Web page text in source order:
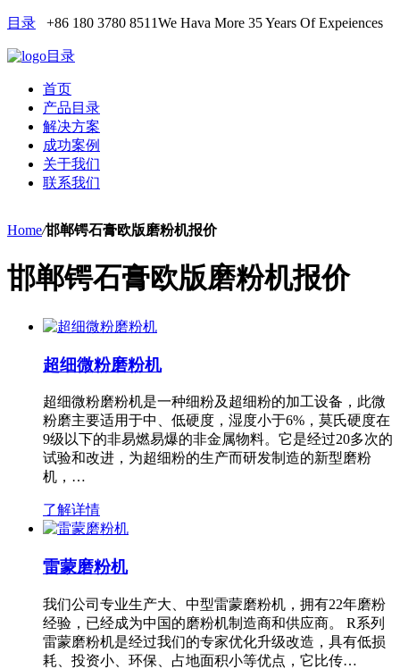
目录 +86 180 3780 8511We Hava More 35 Years Of Expeiences
目录
首页
产品目录
解决方案
成功案例
关于我们
联系我们
Home/邯郸锷石膏欧版磨粉机报价
邯郸锷石膏欧版磨粉机报价
超细微粉磨粉机
超细微粉磨粉机是一种细粉及超细粉的加工设备，此微
粉磨主要适用于中、低硬度，湿度小于6%，莫氏硬度在
9级以下的非易燃易爆的非金属物料。它是经过20多次的
试验和改进，为超细粉的生产而研发制造的新型磨粉
机，…
了解详情
雷蒙磨粉机
我们公司专业生产大、中型雷蒙磨粉机，拥有22年磨粉
经验，已经成为中国的磨粉机制造商和供应商。 R系列
雷蒙磨粉机是经过我们的专家优化升级改造，具有低损
耗、投资小、环保、占地面积小等优点，它比传…